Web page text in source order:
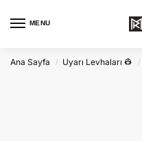
MENU
Ana Sayfa / Uyarı Levhaları 👷 /